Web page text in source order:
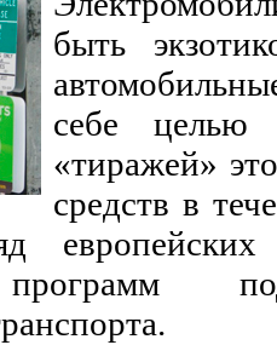
быть
себе целью
«тиражей»
средств в
программ